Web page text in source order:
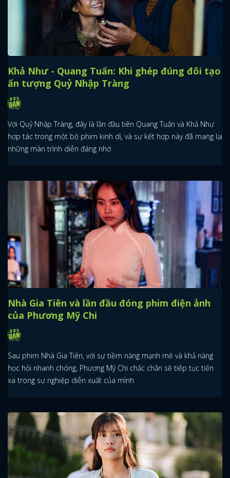
Khả Như - Quang Tuấn: Khi ghép đúng đôi tạo
ấn tượng Quỷ Nhập Tràng
Với Quỷ Nhập Tràng, đây là lần đầu tiên Quang Tuấn và Khả Như
hợp tác trong một bộ phim kinh dị, và sự kết hợp này đã mang lại
những màn trình diễn đáng nhớ
Nhà Gia Tiên và lần đầu đóng phim điện ảnh
của Phương Mỹ Chi
Sau phim Nhà Gia Tiên, với sự tiềm năng mạnh mẽ và khả năng
học hỏi nhanh chóng, Phương Mỹ Chi chắc chắn sẽ tiếp tục tiến
xa trong sự nghiệp diễn xuất của mình